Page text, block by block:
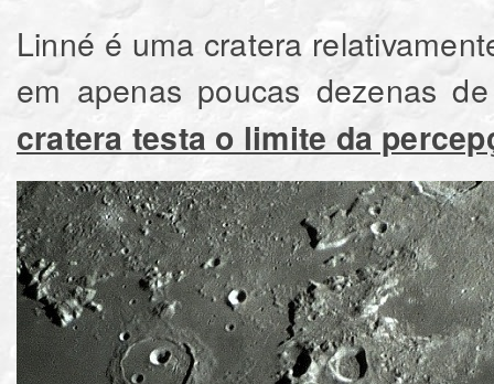
Linné é uma cratera
em apenas poucas dezenas
cratera testa o limite da